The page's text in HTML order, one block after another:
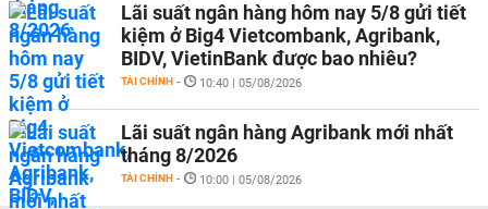
Lãi suất ngân hàng hôm nay 5/8 gửi tiết
kiệm ở Big4 Vietcombank, Agribank,
BIDV, VietinBank được bao nhiêu?
TÀI CHÍNH - 10:40 | 05/08/2026
Lãi suất ngân hàng Agribank mới nhất
tháng 8/2026
TÀI CHÍNH - 10:00 | 05/08/2026